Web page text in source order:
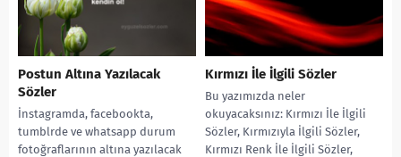
Postun Altına Yazılacak
Sözler
İnstagramda, facebookta,
tumblrde ve whatsapp durum
fotoğraflarının altına yazılacak
Kırmızı İle İlgili Sözler
Bu yazımızda neler
okuyacaksınız: Kırmızı İle İlgili
Sözler, Kırmızıyla İlgili Sözler,
Kırmızı Renk İle İlgili Sözler,